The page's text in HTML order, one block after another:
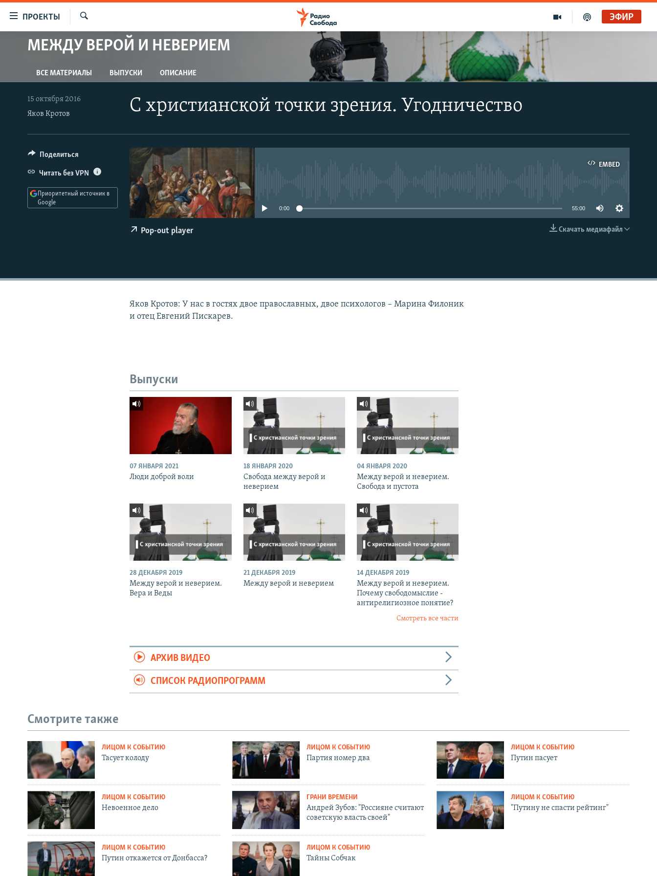
упрощенного
Вернуться
к
основному
содержанию
навигации
Вернутся
ПРОЕКТЫ
ПРОГРАММЫ
АВТОРСКИЕ ПРОЕКТЫ
ЦИТАТЫ СВОБОДЫ
МНЕНИЯ
КУЛЬТУРА
IDEL.РЕАЛИИ
КАВКАЗ.РЕАЛИИ
СЕВЕР.РЕАЛИИ
СИБИРЬ.РЕАЛИИ
ЭФИР
МЕЖДУ ВЕРОЙ И НЕВЕРИЕМ
ВСЕ МАТЕРИАЛЫ ВЫПУСКИ ОПИСАНИЕ
С христианской точки зрения. Угодничество
15 октября 2016
Яков Кротов
EMBED
EMBED
0:00 55:00
Скачать медиафайл
Pop-out player
Поделиться
Читать без VPN
Приоритетный источник в
Google
Яков Кротов: У нас в гостях двое православных, двое психологов – Марина Филоник
и отец Евгений Пискарев.
Выпуски
07 ЯНВАРЯ 2021
Люди доброй воли
18 ЯНВАРЯ 2020
Свобода между верой и
неверием
04 ЯНВАРЯ 2020
Между верой и неверием.
Свобода и пустота
28 ДЕКАБРЯ 2019
Между верой и неверием.
Вера и Веды
21 ДЕКАБРЯ 2019
Между верой и неверием
14 ДЕКАБРЯ 2019
Между верой и неверием.
Почему свободомыслие -
антирелигиозное понятие?
Смотреть все части
АРХИВ ВИДЕО
СПИСОК РАДИОПРОГРАММ
Смотрите также
ЛИЦОМ К СОБЫТИЮ
Тасует колоду
ЛИЦОМ К СОБЫТИЮ
Партия номер два
ЛИЦОМ К СОБЫТИЮ
Путин пасует
ЛИЦОМ К СОБЫТИЮ
Невоенное дело
ГРАНИ ВРЕМЕНИ
Андрей Зубов: "Россияне считают
советскую власть своей"
ЛИЦОМ К СОБЫТИЮ
"Путину не спасти рейтинг"
ЛИЦОМ К СОБЫТИЮ
Путин откажется от Донбасса?
ЛИЦОМ К СОБЫТИЮ
Тайны Собчак